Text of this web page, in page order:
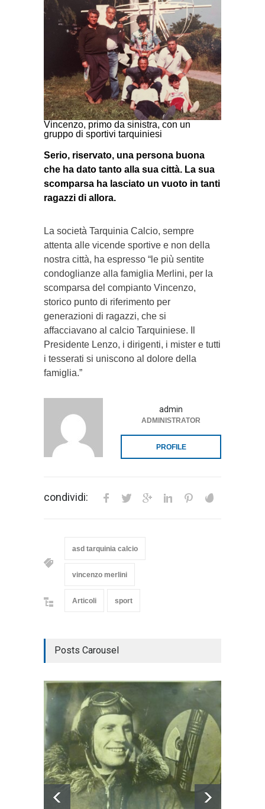
Vincenzo, primo da sinistra, con un
gruppo di sportivi tarquiniesi
Serio, riservato, una persona buona
che ha dato tanto alla sua città. La sua
scomparsa ha lasciato un vuoto in tanti
ragazzi di allora.
La società Tarquinia Calcio, sempre
attenta alle vicende sportive e non della
nostra città, ha espresso “le più sentite
condoglianze alla famiglia Merlini, per la
scomparsa del compianto Vincenzo,
storico punto di riferimento per
generazioni di ragazzi, che si
affacciavano al calcio Tarquiniese. Il
Presidente Lenzo, i dirigenti, i mister e tutti
i tesserati si uniscono al dolore della
famiglia.”
admin
ADMINISTRATOR
PROFILE
condividi:
asd tarquinia calcio
vincenzo merlini
Articoli sport
Posts Carousel